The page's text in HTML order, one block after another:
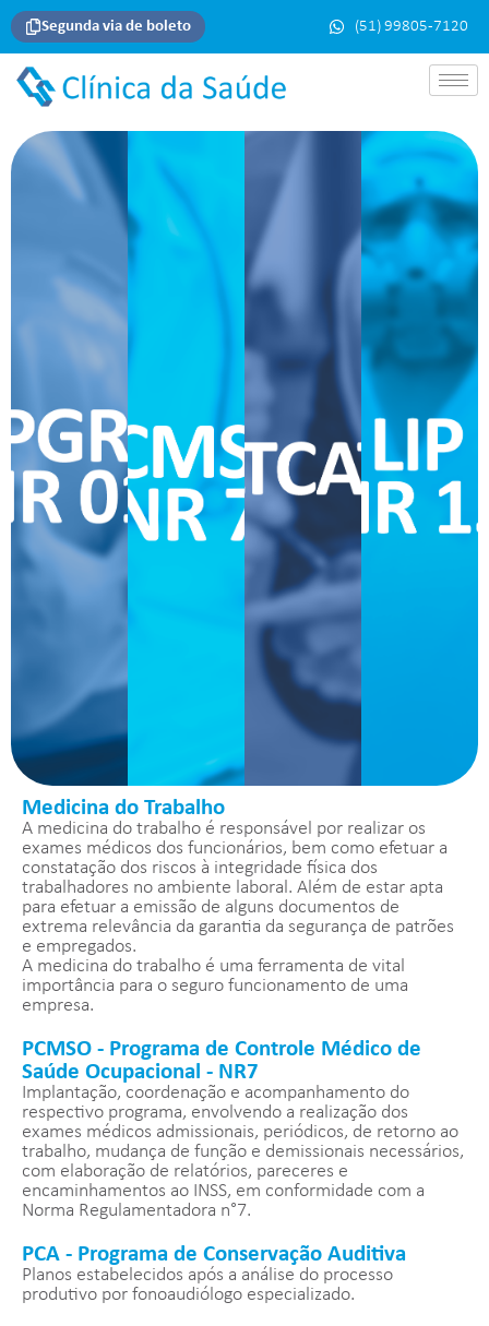
Segunda via de boleto (51) 99805-7120
Medicina do Trabalho
A medicina do trabalho é responsável por realizar os
exames médicos dos funcionários, bem como efetuar a
constatação dos riscos à integridade física dos
trabalhadores no ambiente laboral. Além de estar apta
para efetuar a emissão de alguns documentos de
extrema relevância da garantia da segurança de patrões
e empregados.
A medicina do trabalho é uma ferramenta de vital
importância para o seguro funcionamento de uma
empresa.
PCMSO - Programa de Controle Médico de
Saúde Ocupacional - NR7
Implantação, coordenação e acompanhamento do
respectivo programa, envolvendo a realização dos
exames médicos admissionais, periódicos, de retorno ao
trabalho, mudança de função e demissionais necessários,
com elaboração de relatórios, pareceres e
encaminhamentos ao INSS, em conformidade com a
Norma Regulamentadora n°7.
PCA - Programa de Conservação Auditiva
Planos estabelecidos após a análise do processo
produtivo por fonoaudiólogo especializado.